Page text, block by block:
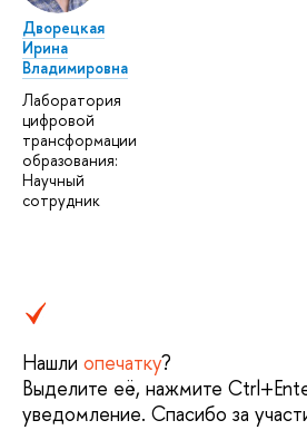
Дворецкая
Ирина
Владимировна
Лаборатория
цифровой
трансформации
образования:
Научный
сотрудник
Нашли опечатку?
Выделите её, нажмите
уведомление. Спасибо за